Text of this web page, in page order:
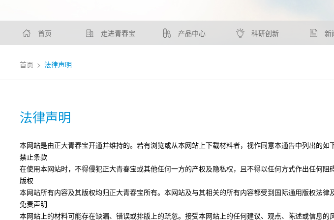
首页 走进青春宝 产品中心 科研创新 新
首页 > 法律声明
法律声明
本网站是由正大青春宝开通并维持的。若有浏览或从本网站上下载材料者，视作同意本通告中列出的
禁止条款
在使用本网站时，不得侵犯正大青春宝或其他任何一方的产权及隐私权，且不得以任何方式作出任何阻
版权
本网站所有内容及其版权均归正大青春宝所有。本网站及与其相关的所有内容都受到国际通用版权法律
免责声明
本网站上的材料可能存在缺漏、错误或排版上的疏忽。接受本网站上的任何建议、观点、陈述或信息的